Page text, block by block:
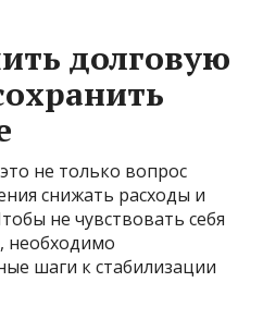
долговую
не только вопрос
снижать расходы и
не чувствовать себя
необходимо
шаги к стабилизации